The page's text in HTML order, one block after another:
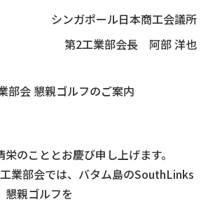
シンガポール日本商工会議所
第2工業部会長 阿部 洋也
部会 懇親ゴルフのご案内
のこととお慶び申し上げます。
業部会では、バタム島のSouthLinks
親ゴルフを